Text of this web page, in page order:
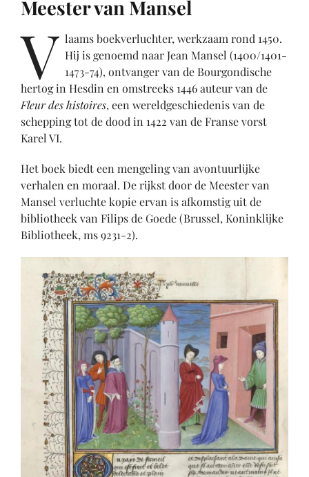
Meester van Mansel
V laams boekverluchter, werkzaam rond 1450.
Hij is genoemd naar Jean Mansel (1400/1401-
1473-74), ontvanger van de Bourgondische
hertog in Hesdin en omstreeks 1446 auteur van de
Fleur des histoires, een wereldgeschiedenis van de
schepping tot de dood in 1422 van de Franse vorst
Karel VI.
Het boek biedt een mengeling van avontuurlijke
verhalen en moraal. De rijkst door de Meester van
Mansel verluchte kopie ervan is afkomstig uit de
bibliotheek van Filips de Goede (Brussel, Koninklijke
Bibliotheek, ms 9231-2).